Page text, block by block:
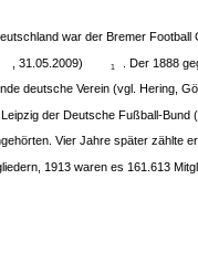
war der Bremer Football
, 31.05.2009) 1
. Der 1888
deutsche Verein (vgl. Hering,
der Deutsche Fußball-Bund
Vier Jahre später zählte
1913 waren es 161.613